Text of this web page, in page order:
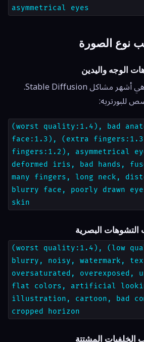
asymmetrical eyes
نوع الصورة
الوجه واليدين
تشوهات الوجه واليدين هي أشهر مشاكل Stable Diffusion.
للبورتريه:
(worst quality:1.4), bad
face:1.3), (extra
fingers:1.2), asymmetrical
deformed iris, bad hands,
many fingers, long neck,
blurry face, poorly drawn
skin
البصرية
(worst quality:1.4), (low
blurry, noisy, watermark,
oversaturated, overexposed,
flat colors, artificial
illustration, cartoon, bad
cropped horizon
المشتتة